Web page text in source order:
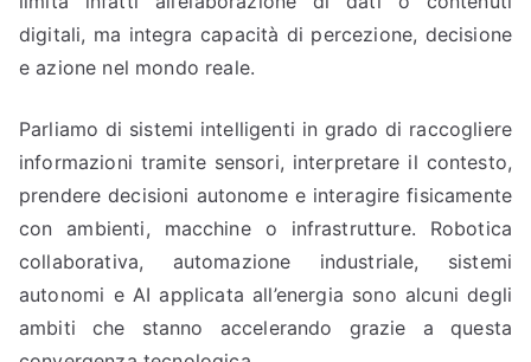
digitali, ma integra capacità di percezione, decisione
e azione nel mondo reale.
Parliamo di sistemi intelligenti in grado di raccogliere
informazioni tramite sensori, interpretare il contesto,
prendere decisioni autonome e interagire fisicamente
con ambienti, macchine o infrastrutture. Robotica
collaborativa, automazione industriale, sistemi
autonomi e AI applicata all’energia sono alcuni degli
ambiti che stanno accelerando grazie a questa